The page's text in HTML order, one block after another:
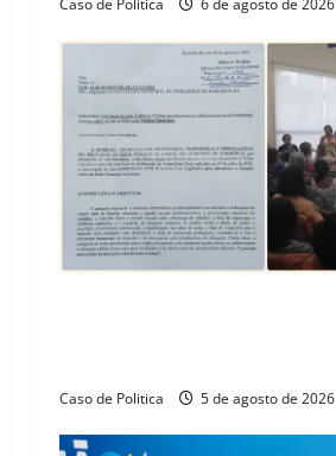
Caso de Politica 6 de agosto de 2026
Caso de Politica 5 de agosto de 2026